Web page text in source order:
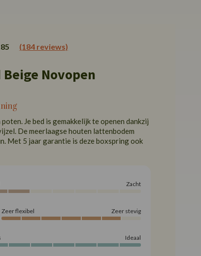
(184 reviews)
Novopen
Je bed is gemakkelijk te openen dankzij
De meerlaagse houten lattenbodem
Met 5 jaar garantie is deze boxspring ook
Zacht
Zeer flexibel Zeer stevig
Ideaal